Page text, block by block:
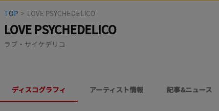
TOP > LOVE PSYCHEDELICO
LOVE PSYCHEDELICO
ラブ・サイケデリコ
ディスコグラフィ アーティスト情報 記事&ニュース